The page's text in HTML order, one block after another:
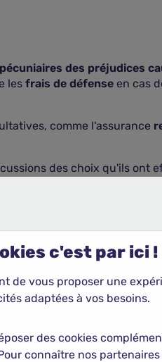
des préjudices
les frais de défense en cas
comme l'assurance
des choix qu'ils ont
où leur
ils pourraient être
ou temporaire
clé indemnise les
de litige opposant votre
d'une assistance
COMPARER LES RC
c'est par ici !
de vous proposer une
adaptées à vos besoins.
des cookies
connaître nos partenaires